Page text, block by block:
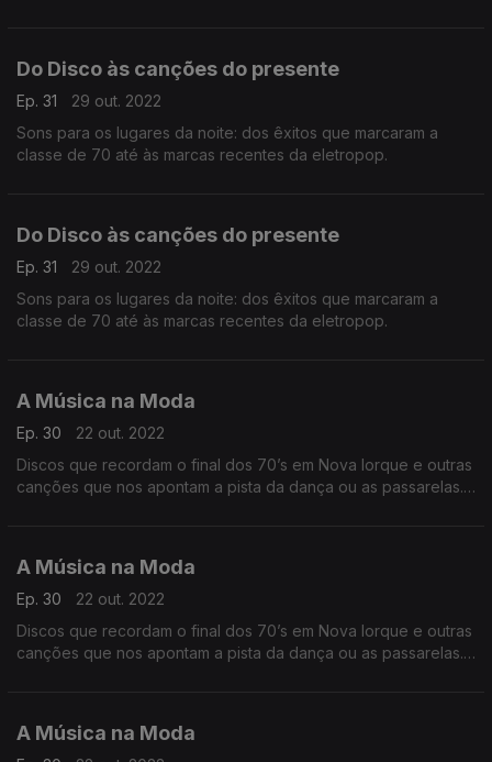
Do Disco às canções do presente
Ep. 31
29 out. 2022
Sons para os lugares da noite: dos êxitos que marcaram a
classe de 70 até às marcas recentes da eletropop.
Do Disco às canções do presente
Ep. 31
29 out. 2022
Sons para os lugares da noite: dos êxitos que marcaram a
classe de 70 até às marcas recentes da eletropop.
A Música na Moda
Ep. 30
22 out. 2022
Discos que recordam o final dos 70’s em Nova Iorque e outras
canções que nos apontam a pista da dança ou as passarelas.
A Música na Moda
Ep. 30
22 out. 2022
Discos que recordam o final dos 70’s em Nova Iorque e outras
canções que nos apontam a pista da dança ou as passarelas.
A Música na Moda